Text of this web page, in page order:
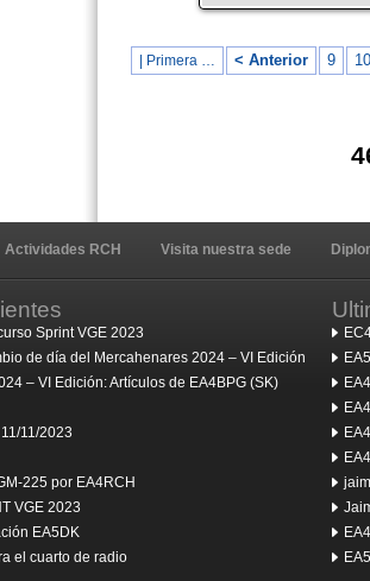
| Primera … < Anterior 9 10
Actividades RCH Visita nuestra sede
Sprint VGE 2023
de día del Mercahenares 2024 – VI Edición
– VI Edición: Artículos de EA4BPG (SK)
11/2023
225 por EA4RCH
VGE 2023
EA5DK
el cuarto de radio